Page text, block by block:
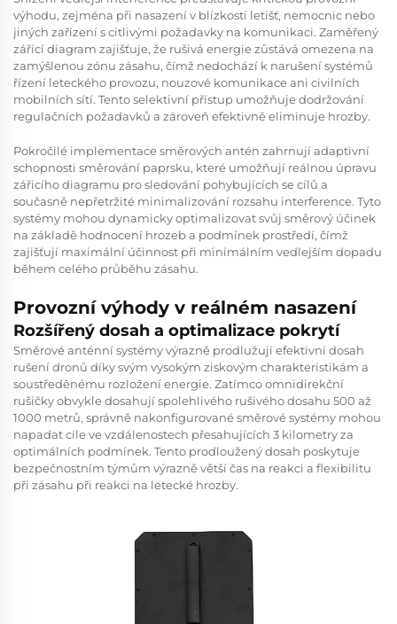
výhodu, zejména při nasazení v blízkosti letišť, nemocnic nebo
jiných zařízení s citlivými požadavky na komunikaci. Zaměřený
zářicí diagram zajišťuje, že rušivá energie zůstává omezena na
zamýšlenou zónu zásahu, čímž nedochází k narušení systémů
řízení leteckého provozu, nouzové komunikace ani civilních
mobilních sítí. Tento selektivní přístup umožňuje dodržování
regulačních požadavků a zároveň efektivně eliminuje hrozby.
Pokročilé implementace směrových antén zahrnují adaptivní
schopnosti směrování paprsku, které umožňují reálnou úpravu
zářicího diagramu pro sledování pohybujících se cílů a
současně nepřetržité minimalizování rozsahu interference. Tyto
systémy mohou dynamicky optimalizovat svůj směrový účinek
na základě hodnocení hrozeb a podmínek prostředí, čímž
zajišťují maximální účinnost při minimálním vedlejším dopadu
během celého průběhu zásahu.
Provozní výhody v reálném nasazení
Rozšířený dosah a optimalizace pokrytí
Směrové anténní systémy výrazně prodlužují efektivní dosah
rušení dronů díky svým vysokým ziskovým charakteristikám a
soustředěnému rozložení energie. Zatímco omnidirekční
rušičky obvykle dosahují spolehlivého rušivého dosahu 500 až
1000 metrů, správně nakonfigurované směrové systémy mohou
napadat cíle ve vzdálenostech přesahujících 3 kilometry za
optimálních podmínek. Tento prodloužený dosah poskytuje
bezpečnostním týmům výrazně větší čas na reakci a flexibilitu
při zásahu při reakci na letecké hrozby.